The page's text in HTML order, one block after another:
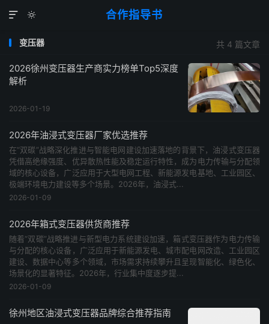
合作指导书


共 4 篇文章
变压器
2026徐州变压器生产商实力榜单Top5深度
解析
2026-01-19
2026年油浸式变压器厂家优选推荐
在“双碳”战略深化推进与智能电网建设加速落地的背景下，油浸式变压器
凭借高绝缘强度、优异散热性能及稳定运行特性，成为电力传输与分配领
域的核心设备，广泛应用于大型电网工程、新能源发电基地、工业园区、
极端环境电力建设等多个场景。2026年，油浸式...
2026-01-09
2026年箱式变压器供货商推荐
随着“双碳”战略推进与新型电力系统建设加速，箱式变压器作为电力传输
与分配的核心设备，广泛应用于新能源发电、城市配电网改造、工业园区
建设、数据中心等多个领域，市场需求持续攀升且呈现智能化、绿色化、
场景化的显著特征。2026年，行业集中度逐步提...
2026-01-09
徐州地区油浸式变压器品牌综合推荐指南